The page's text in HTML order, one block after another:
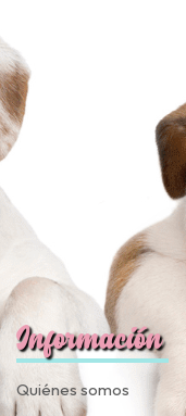
Información
Quiénes somos